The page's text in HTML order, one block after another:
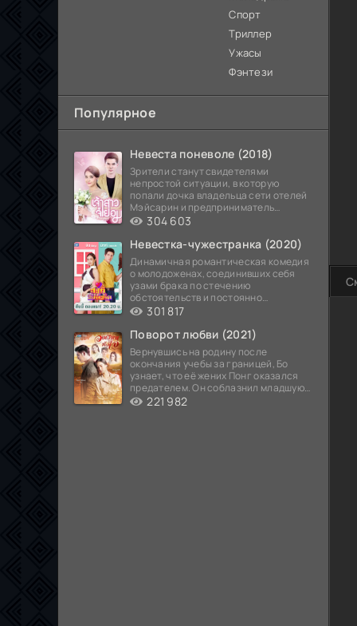
Спорт
Триллер
Ужасы
Фэнтези
Популярное
Невеста поневоле (2018)
Зрители станут свидетелями
непростой ситуации, в которую
попали дочка владельца сети отелей
Мэйсарин и предприниматель
Кетдэн. Обоих главных героев
304 603
Невестка-чужестранка (2020)
Динамичная романтическая комедия
о молодоженах, соединивших себя
узами брака по стечению
обстоятельств и постоянно
попадающих в курьезные ситуации...
301 817
Поворот любви (2021)
Вернувшись на родину после
окончания учебы за границей, Бо
узнает, что её жених Понг оказался
предателем. Он соблазнил младшую
сестру хозяина
221 982